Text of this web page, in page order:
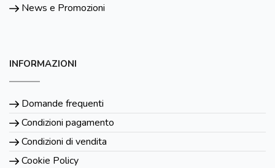
News e Promozioni
INFORMAZIONI
Domande frequenti
Condizioni pagamento
Condizioni di vendita
Cookie Policy